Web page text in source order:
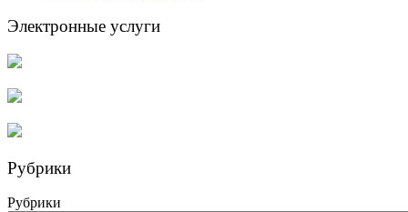
Электронные услуги
Рубрики
Рубрики